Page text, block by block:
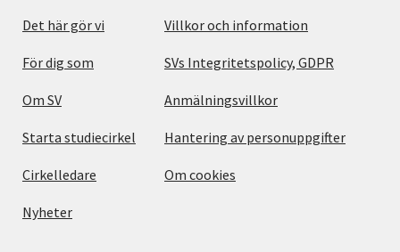
Det här gör vi
För dig som
Om SV
Starta studiecirkel
Cirkelledare
Nyheter
Villkor och information
SVs Integritetspolicy, GDPR
Anmälningsvillkor
Hantering av personuppgifter
Om cookies